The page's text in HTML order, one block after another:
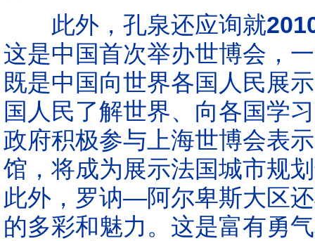
此外，孔泉还应询就
这是中国首次举办世博会，
既是中国向世界各国人民展
国人民了解世界、向各国学
政府积极参与上海世博会表
馆，将成为展示法国城市规
此外，罗讷—阿尔卑斯大区
的多彩和魅力。这是富有勇